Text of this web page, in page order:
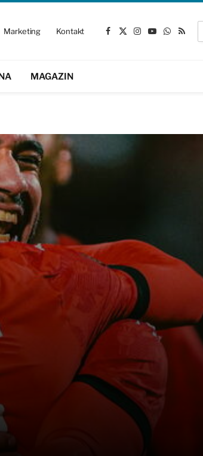
Marketing Kontakt
Facebook
X
Instagram
YouTube
WhatsApp
RSS
MAGAZIN